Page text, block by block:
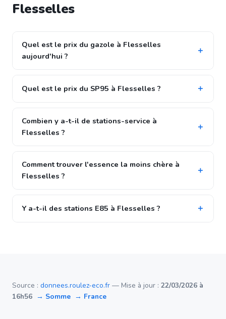
Flesselles
Quel est le prix du gazole à Flesselles
aujourd'hui ?
Quel est le prix du SP95 à Flesselles ?
Combien y a-t-il de stations-service à
Flesselles ?
Comment trouver l'essence la moins chère à
Flesselles ?
Y a-t-il des stations E85 à Flesselles ?
Source : donnees.roulez-eco.fr — Mise à jour : 22/03/2026 à
16h56 → Somme → France